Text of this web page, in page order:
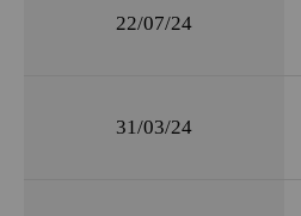
22/07/24
31/03/24